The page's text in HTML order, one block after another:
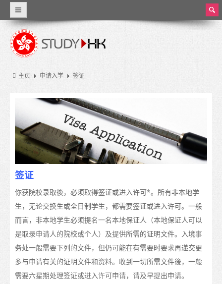
为什么选择香港
世界级教育
香港的教育制度
学费和生活费
奖学金
实习和兼职工作
大学和高等教育
课程名单
职业专才教育
资历架构
ear
ch
主页 申请入学 签证
签证
你获院校录取後，必须取得签证或进入许可*。所有非本地学
生，无论交换生或全日制学生，都需要签证或进入许可。一般
而言，非本地学生必须提名一名本地保证人（本地保证人可以
是取录申请人的院校或个人）及提供所需的证明文件。入境事
务处一般需要下列的文件，但仍可能在有需要时要求再递交更
多与申请有关的证明文件和资料。收到一切所需文件後，一般
需要六星期处理签证或进入许可申请，请及早提出申请。